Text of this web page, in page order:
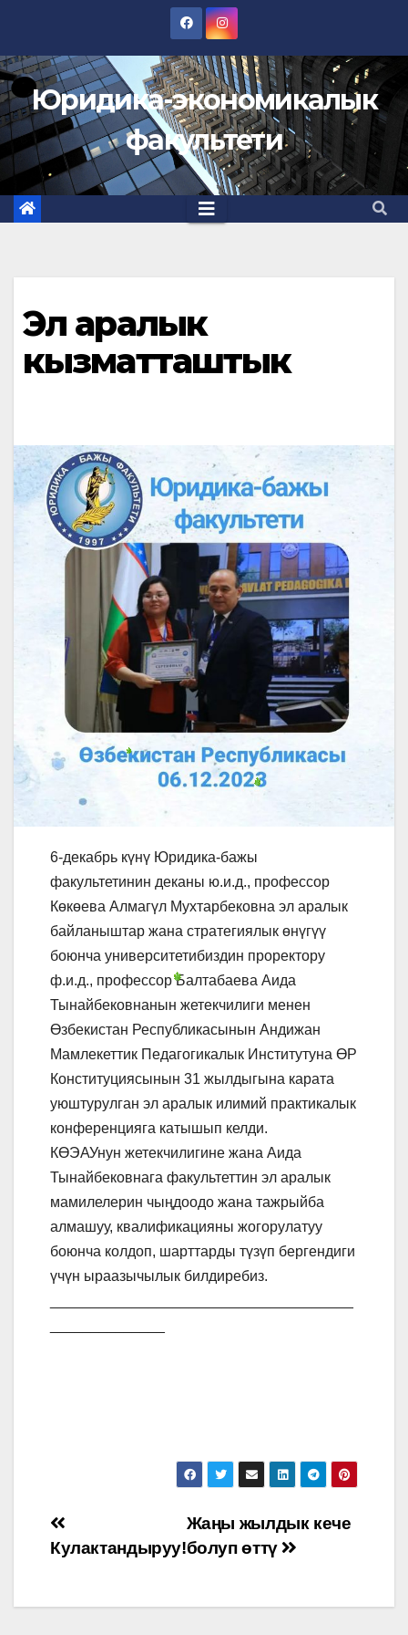
content
Юридика-экономикалык
факультети
Эл аралык
кызматташтык
6-декабрь күнү Юридика-бажы
факультетинин деканы ю.и.д., профессор
Көкөева Алмагүл Мухтарбековна эл аралык
байланыштар жана стратегиялык өнүгүү
боюнча университетибиздин проректору
ф.и.д., профессор Балтабаева Аида
Тынайбековнанын жетекчилиги менен
Өзбекистан Республикасынын Андижан
Мамлекеттик Педагогикалык Институтуна ӨР
Конституциясынын 31 жылдыгына карата
уюштурулган эл аралык илимий практикалык
конференцияга катышып келди.
КӨЭАУнун жетекчилигине жана Аида
Тынайбековнага факультеттин эл аралык
мамилелерин чыңдоодо жана тажрыйба
алмашуу, квалификацияны жогорулатуу
боюнча колдоп, шарттарды түзүп бергендиги
үчүн ыраазычылык билдиребиз.
Post
navigation
Жаңы жылдык кече
болуп өттү
Кулактандыруу!